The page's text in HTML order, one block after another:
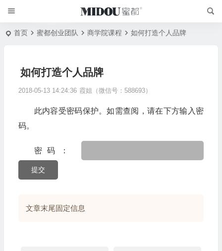
首页 蜜都创业团队 商学院课程 如何打造个人品牌
如何打造个人品牌
2018-05-13 14:24:36 霞姐（微信号：588693）
此内容受密码保护。如需查阅，请在下方输入密
码。
密码：
文章末尾固定信息